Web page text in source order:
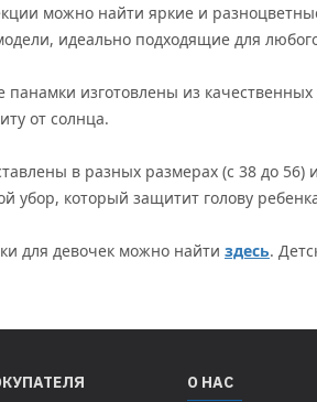
можно найти яркие и
идеально подходящие для
панамки изготовлены из
от солнца.
в разных размерах (с 38 до
убор, который защитит голову
для девочек можно найти здесь.
О НАС